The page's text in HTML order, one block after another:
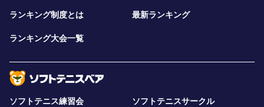
ランキング制度とは 最新ランキング
ランキング大会一覧
ソフトテニス練習会 ソフトテニスサークル